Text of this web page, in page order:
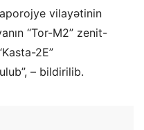
vilayətinin
“Tor-M2” zenit-
2E”
– bildirilib.